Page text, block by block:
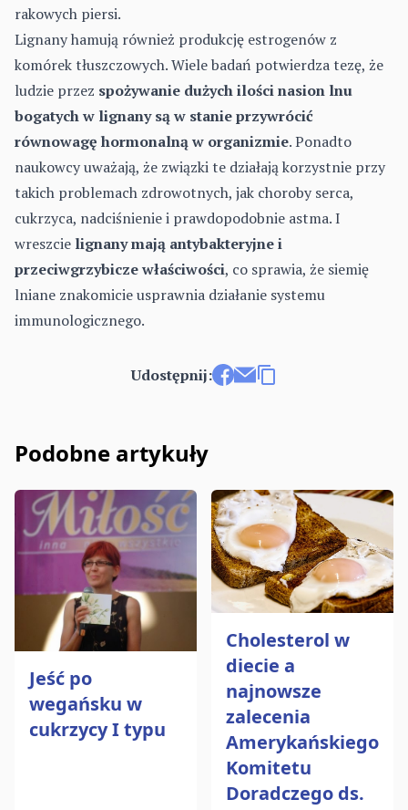
rakowych piersi.
Lignany hamują również produkcję estrogenów z
komórek tłuszczowych. Wiele badań potwierdza tezę, że
ludzie przez spożywanie dużych ilości nasion lnu
bogatych w lignany są w stanie przywrócić
równowagę hormonalną w organizmie. Ponadto
naukowcy uważają, że związki te działają korzystnie przy
takich problemach zdrowotnych, jak choroby serca,
cukrzyca, nadciśnienie i prawdopodobnie astma. I
wreszcie lignany mają antybakteryjne i
przeciwgrzybicze właściwości, co sprawia, że siemię
lniane znakomicie usprawnia działanie systemu
immunologicznego.
Udostępnij:
Podobne artykuły
Jeść po
wegańsku w
cukrzycy I typu
Cholesterol w
diecie a
najnowsze
zalecenia
Amerykańskiego
Komitetu
Doradczego ds.